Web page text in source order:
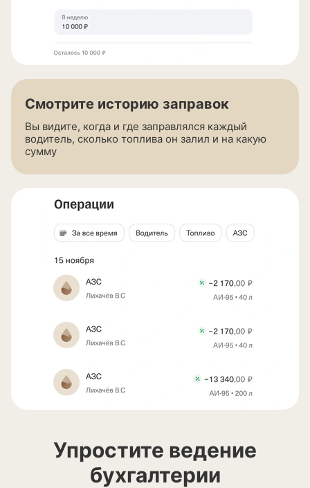
Смотрите историю заправок
Вы видите, когда и где заправлялся каждый
водитель, сколько топлива он залил и на какую
сумму
Упростите ведение
бухгалтерии